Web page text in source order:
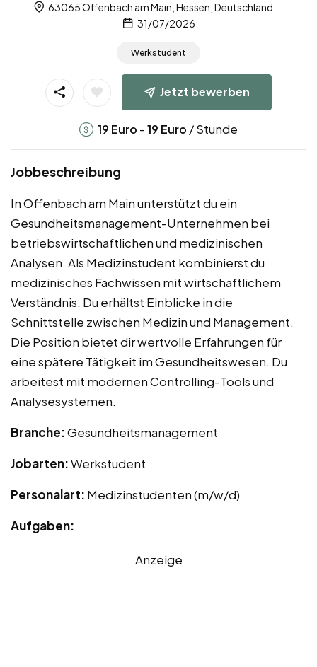
63065 Offenbach am Main, Hessen, Deutschland
31/07/2026
Werkstudent
Jetzt bewerben
19 Euro -19 Euro / Stunde
Jobbeschreibung
In Offenbach am Main unterstützt du ein
Gesundheitsmanagement-Unternehmen bei
betriebswirtschaftlichen und medizinischen
Analysen. Als Medizinstudent kombinierst du
medizinisches Fachwissen mit wirtschaftlichem
Verständnis. Du erhältst Einblicke in die
Schnittstelle zwischen Medizin und Management.
Die Position bietet dir wertvolle Erfahrungen für
eine spätere Tätigkeit im Gesundheitswesen. Du
arbeitest mit modernen Controlling-Tools und
Analysesystemen.
Branche:Gesundheitsmanagement
Jobarten:Werkstudent
Personalart: Medizinstudenten (m/w/d)
Aufgaben:
Anzeige